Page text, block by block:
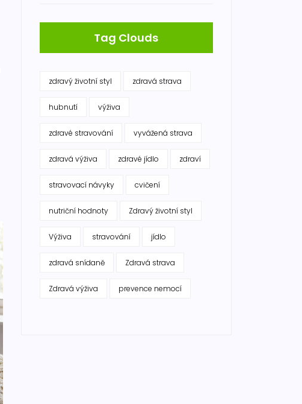
Tag Clouds
zdravý životní styl zdravá strava
hubnutí výživa
zdravé stravování vyvážená strava
zdravá výživa zdravé jídlo zdraví
stravovací návyky cvičení
nutriční hodnoty Zdravý životní styl
Výživa stravování jídlo
zdravá snídaně Zdravá strava
Zdravá výživa prevence nemocí